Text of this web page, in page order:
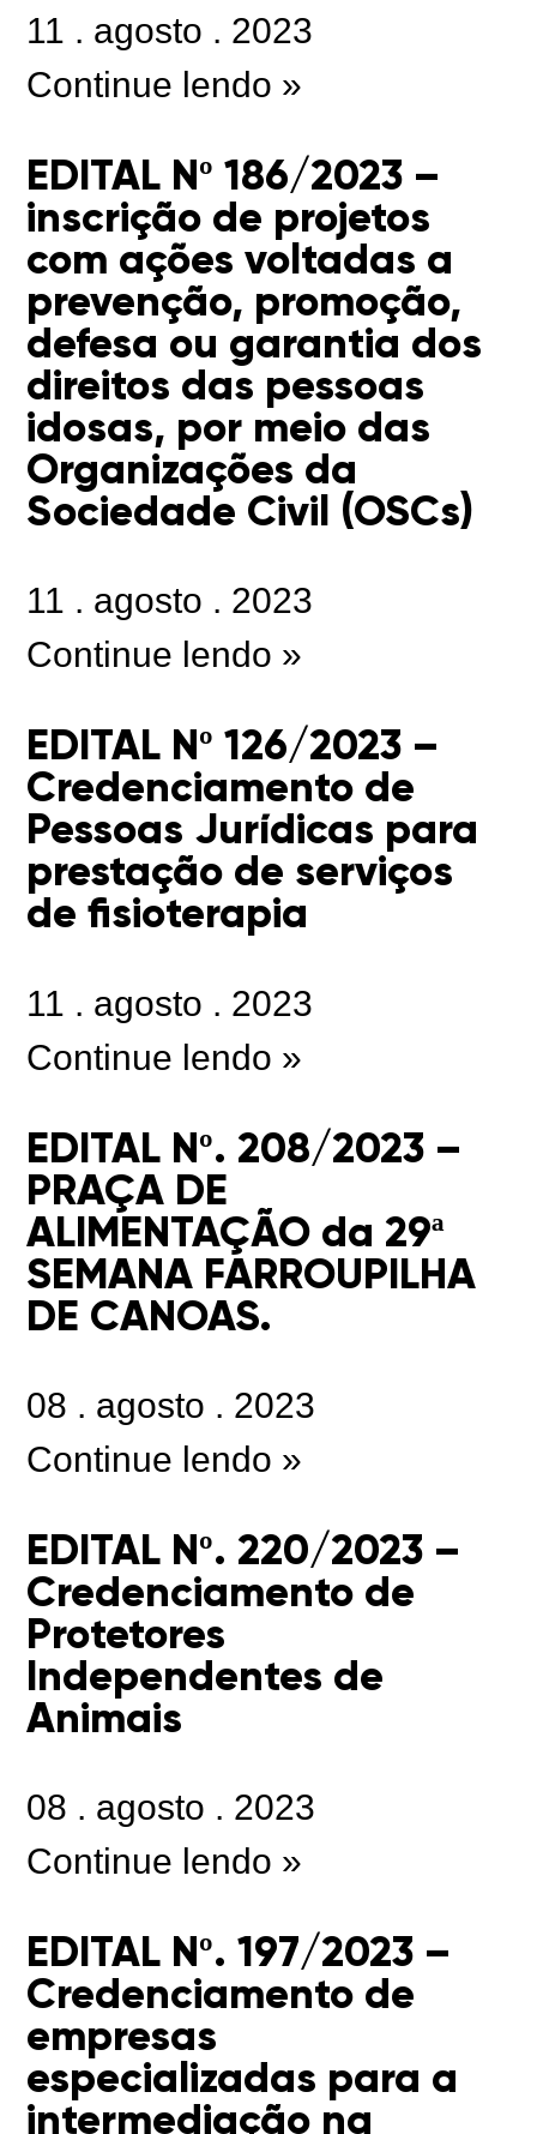
11 . agosto . 2023
Continue lendo »
EDITAL Nº 186/2023 –
inscrição de projetos
com ações voltadas a
prevenção, promoção,
defesa ou garantia dos
direitos das pessoas
idosas, por meio das
Organizações da
Sociedade Civil (OSCs)
11 . agosto . 2023
Continue lendo »
EDITAL Nº 126/2023 –
Credenciamento de
Pessoas Jurídicas para
prestação de serviços
de fisioterapia
11 . agosto . 2023
Continue lendo »
EDITAL Nº. 208/2023 –
PRAÇA DE
ALIMENTAÇÃO da 29ª
SEMANA FARROUPILHA
DE CANOAS.
08 . agosto . 2023
Continue lendo »
EDITAL Nº. 220/2023 –
Credenciamento de
Protetores
Independentes de
Animais
08 . agosto . 2023
Continue lendo »
EDITAL Nº. 197/2023 –
Credenciamento de
empresas
especializadas para a
intermediação na